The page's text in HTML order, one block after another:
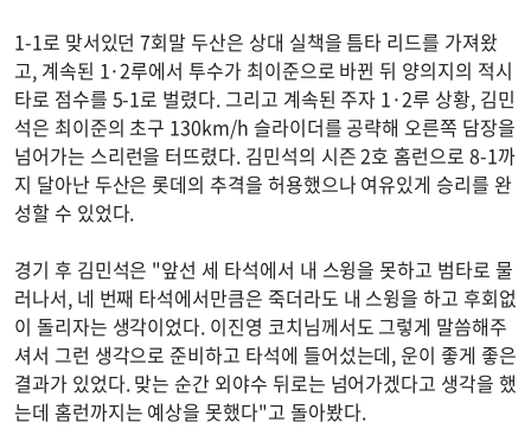
1-1로 맞서있던 7회말 두산은 상대 실책을 틈타 리드를 가져왔
고, 계속된 1·2루에서 투수가 최이준으로 바뀐 뒤 양의지의 적시
타로 점수를 5-1로 벌렸다. 그리고 계속된 주자 1·2루 상황, 김민
석은 최이준의 초구 130km/h 슬라이더를 공략해 오른쪽 담장을
넘어가는 스리런을 터뜨렸다. 김민석의 시즌 2호 홈런으로 8-1까
지 달아난 두산은 롯데의 추격을 허용했으나 여유있게 승리를 완
성할 수 있었다.
경기 후 김민석은 "앞선 세 타석에서 내 스윙을 못하고 범타로 물
러나서, 네 번째 타석에서만큼은 죽더라도 내 스윙을 하고 후회없
이 돌리자는 생각이었다. 이진영 코치님께서도 그렇게 말씀해주
셔서 그런 생각으로 준비하고 타석에 들어섰는데, 운이 좋게 좋은
결과가 있었다. 맞는 순간 외야수 뒤로는 넘어가겠다고 생각을 했
는데 홈런까지는 예상을 못했다"고 돌아봤다.